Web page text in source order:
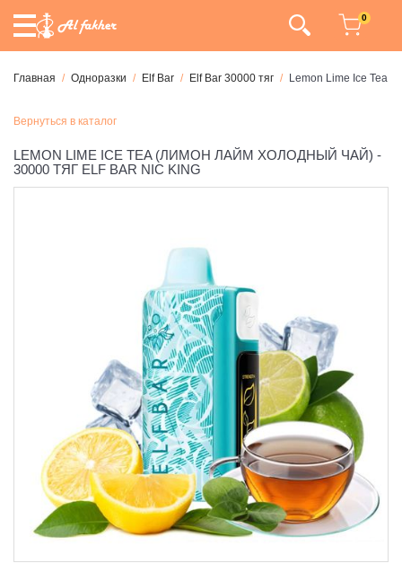
0
Главная Одноразки Elf Bar Elf Bar 30000 тяг Lemon Lime Ice Tea
Вернуться в каталог
LEMON LIME ICE TEA (ЛИМОН ЛАЙМ ХОЛОДНЫЙ ЧАЙ) -
30000 ТЯГ ELF BAR NIC KING